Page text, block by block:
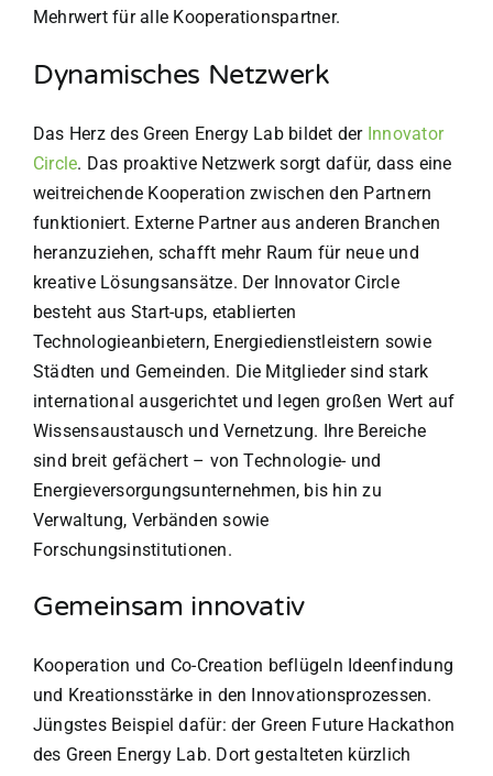
Mehrwert für alle Kooperationspartner.
Dynamisches Netzwerk
Das Herz des Green Energy Lab bildet der Innovator
Circle. Das proaktive Netzwerk sorgt dafür, dass eine
weitreichende Kooperation zwischen den Partnern
funktioniert. Externe Partner aus anderen Branchen
heranzuziehen, schafft mehr Raum für neue und
kreative Lösungsansätze. Der Innovator Circle
besteht aus Start-ups, etablierten
Technologieanbietern, Energiedienstleistern sowie
Städten und Gemeinden. Die Mitglieder sind stark
international ausgerichtet und legen großen Wert auf
Wissensaustausch und Vernetzung. Ihre Bereiche
sind breit gefächert – von Technologie- und
Energieversorgungsunternehmen, bis hin zu
Verwaltung, Verbänden sowie
Forschungsinstitutionen.
Gemeinsam innovativ
Kooperation und Co-Creation beflügeln Ideenfindung
und Kreationsstärke in den Innovationsprozessen.
Jüngstes Beispiel dafür: der Green Future Hackathon
des Green Energy Lab. Dort gestalteten kürzlich